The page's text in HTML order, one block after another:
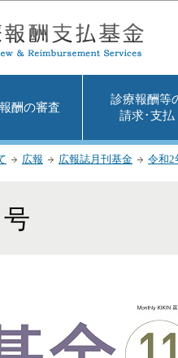
酬の審査
診療報酬等
請求･支払
広報 広報誌月刊基金 令和2